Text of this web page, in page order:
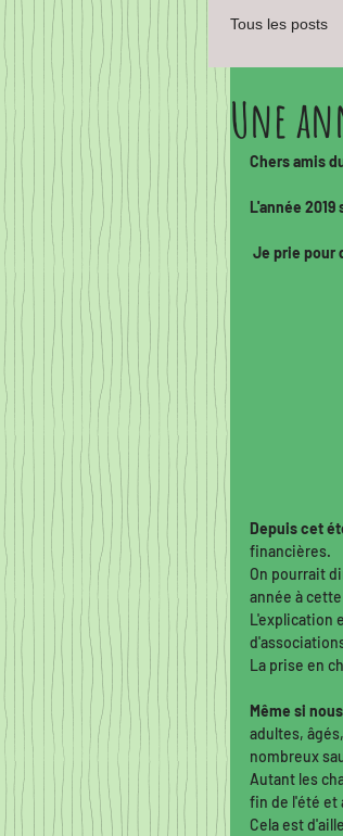
Tous les posts
Je me
Quoi de
Une
Chers amis
L'année
Je prie pour
Depuis cet
financières.
On pourrait
année à
L'explication
La prise en
Même si
adultes,
nombreux
Autant les
fin de l'été et
Cela est